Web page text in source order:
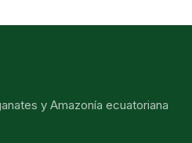
y Amazonía ecuatoriana